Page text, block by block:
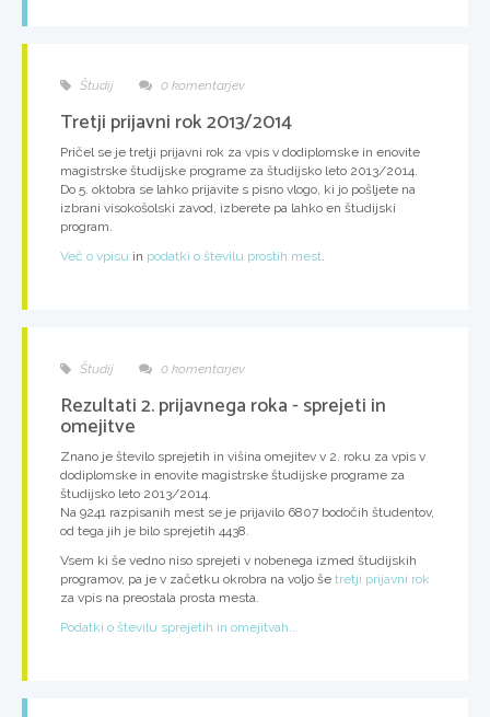
Študij 0 komentarjev
Tretji prijavni rok 2013/2014
Pričel se je tretji prijavni rok za vpis v dodiplomske in enovite
magistrske študijske programe za študijsko leto 2013/2014.
Do 5. oktobra se lahko prijavite s pisno vlogo, ki jo pošljete na
izbrani visokošolski zavod, izberete pa lahko en študijski
program.
Več o vpisu in podatki o številu prostih mest.
Študij 0 komentarjev
Rezultati 2. prijavnega roka - sprejeti in
omejitve
Znano je število sprejetih in višina omejitev v 2. roku za vpis v
dodiplomske in enovite magistrske študijske programe za
študijsko leto 2013/2014.
Na 9241 razpisanih mest se je prijavilo 6807 bodočih študentov,
od tega jih je bilo sprejetih 4438.
Vsem ki še vedno niso sprejeti v nobenega izmed študijskih
programov, pa je v začetku okrobra na voljo še tretji prijavni rok
za vpis na preostala prosta mesta.
Podatki o številu sprejetih in omejitvah...